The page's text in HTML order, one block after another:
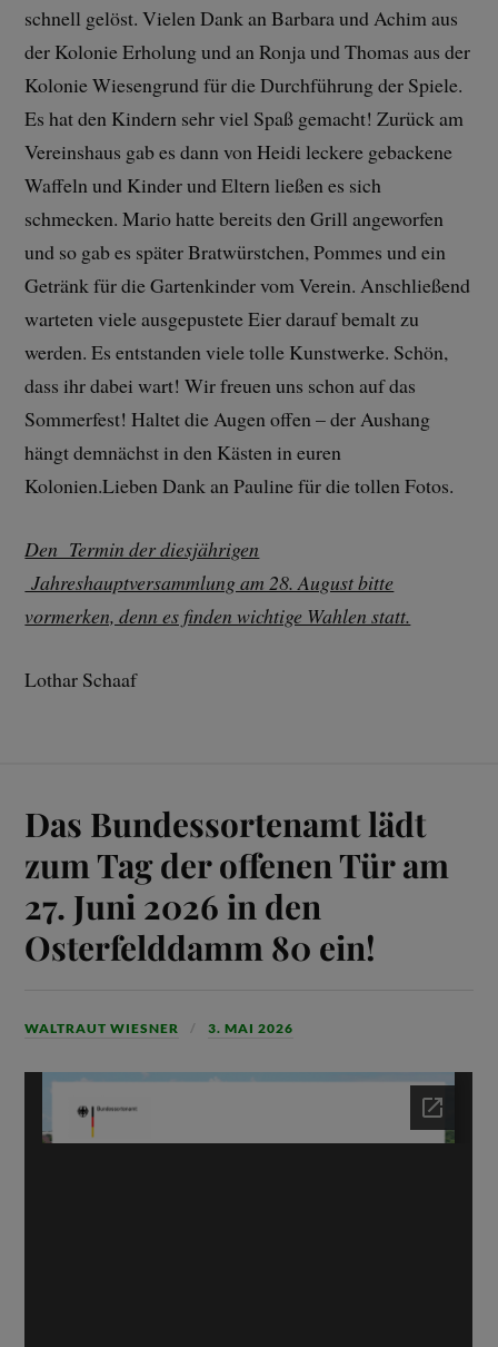
schnell gelöst. Vielen Dank an Barbara und Achim aus
der Kolonie Erholung und an Ronja und Thomas aus der
Kolonie Wiesengrund für die Durchführung der Spiele.
Es hat den Kindern sehr viel Spaß gemacht! Zurück am
Vereinshaus gab es dann von Heidi leckere gebackene
Waffeln und Kinder und Eltern ließen es sich
schmecken. Mario hatte bereits den Grill angeworfen
und so gab es später Bratwürstchen, Pommes und ein
Getränk für die Gartenkinder vom Verein. Anschließend
warteten viele ausgepustete Eier darauf bemalt zu
werden. Es entstanden viele tolle Kunstwerke. Schön,
dass ihr dabei wart! Wir freuen uns schon auf das
Sommerfest! Haltet die Augen offen – der Aushang
hängt demnächst in den Kästen in euren
Kolonien.Lieben Dank an Pauline für die tollen Fotos.
Den Termin der diesjährigen
Jahreshauptversammlung am 28. August bitte
vormerken, denn es finden wichtige Wahlen statt.
Lothar Schaaf
Das Bundessortenamt lädt
zum Tag der offenen Tür am
27. Juni 2026 in den
Osterfelddamm 80 ein!
WALTRAUT WIESNER 3. MAI 2026